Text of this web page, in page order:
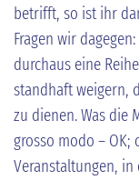
betrifft, so ist ihr
Fragen wir
durchaus eine
standhaft weigern,
zu dienen. Was die
grosso modo –
Veranstaltungen,